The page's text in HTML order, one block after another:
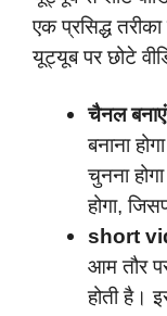
एक प्रसिद्ध
यूट्यूब पर छोटे
चैनल बनाएं
बनाना
चुनना
होगा,
short
आम तौर
होती है।